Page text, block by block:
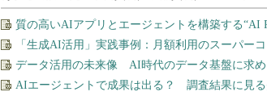
質の高いAIアプリとエージェントを構築する“AI
「生成AI活用」実践事例：月額利用のスーパー
データ活用の未来像 AI時代のデータ基盤に求め
AIエージェントで成果は出る？ 調査結果に見